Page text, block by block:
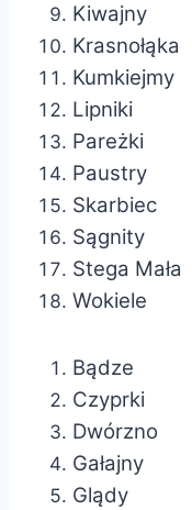
Kiwajny
Krasnołąka
Kumkiejmy
Lipniki
Pareżki
Paustry
Skarbiec
Sągnity
Stega Mała
Wokiele
Bądze
Czyprki
Dwórzno
Gałajny
Glądy